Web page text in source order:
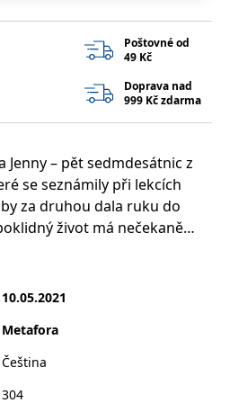
Poštovné od
49 Kč
Doprava nad
999 Kč zdarma
Jenny – pět sedmdesátnic z
se seznámily při lekcích
za druhou dala ruku do
život má nečekaně
znovu vdát, a ke všemu za
Eddie, Jennin nastávající,
oslavit zásnuby do Las
10.05.2021
Metafora
Čeština
304
cookie se
rozlišení mezi
lidmi a
pro web
přínosné, aby
bylo možné
podávat
jejich
webových
stránek.
A/S
1 rok
Tento soubor
cookie ukládá
stav souhlasu
LLC